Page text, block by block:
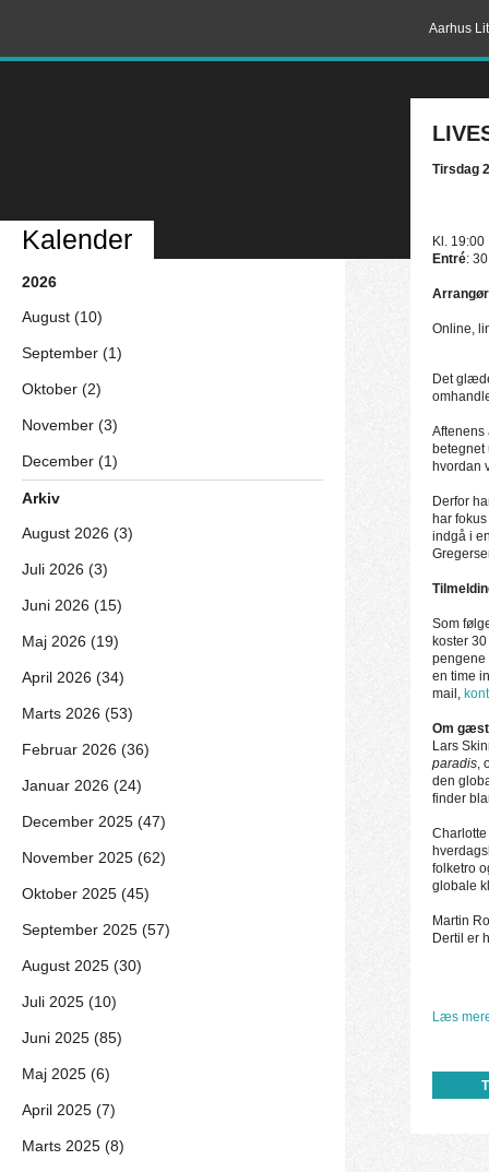
Aarhus
Tirsdag
Kl. 19:00
Entré:
Online,
Det
Aftenens
betegnet
hvordan
Derfor
har
indgå i
Som
koster
pengene
en time
mail,
Om
Lars
paradis,
den
finder
folketro
globale
Martin
Dertil er
Læs
Kalender
2026
August (10)
September (1)
Oktober (2)
November (3)
December (1)
Arkiv
August 2026 (3)
Juli 2026 (3)
Juni 2026 (15)
Maj 2026 (19)
April 2026 (34)
Marts 2026 (53)
Februar 2026 (36)
Januar 2026 (24)
December 2025 (47)
November 2025 (62)
Oktober 2025 (45)
September 2025 (57)
August 2025 (30)
Juli 2025 (10)
Juni 2025 (85)
Maj 2025 (6)
April 2025 (7)
Marts 2025 (8)